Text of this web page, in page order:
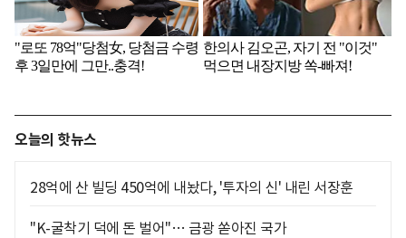
오늘의 핫뉴스
28억에 산 빌딩 450억에 내놨다, '투자의 신' 내린 서장훈
"K-굴착기 덕에 돈 벌어"… 금광 쏟아진 국가